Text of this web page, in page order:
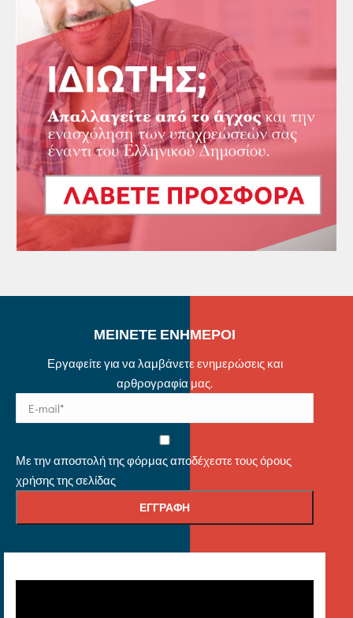
ΜΕΙΝΕΤΕ ΕΝΗΜΕΡΟΙ
Εργαφείτε για να λαμβάνετε ενημερώσεις και
αρθρογραφία μας.
Με την αποστολή της φόρμας αποδέχεστε τους όρους
χρήσης της σελίδας